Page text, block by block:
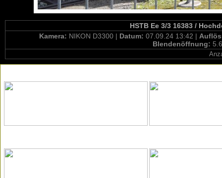
HSTB Ee 3/3 16383 /
Kamera: NIKON D3300 | Datum: 07.09.24 13:42 |
Blendenöffnung: